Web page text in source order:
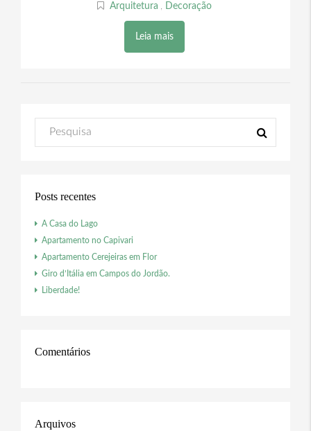
Arquitetura , Decoração
Leia mais
Posts recentes
A Casa do Lago
Apartamento no Capivari
Apartamento Cerejeiras em Flor
Giro d’Itália em Campos do Jordão.
Liberdade!
Comentários
Arquivos